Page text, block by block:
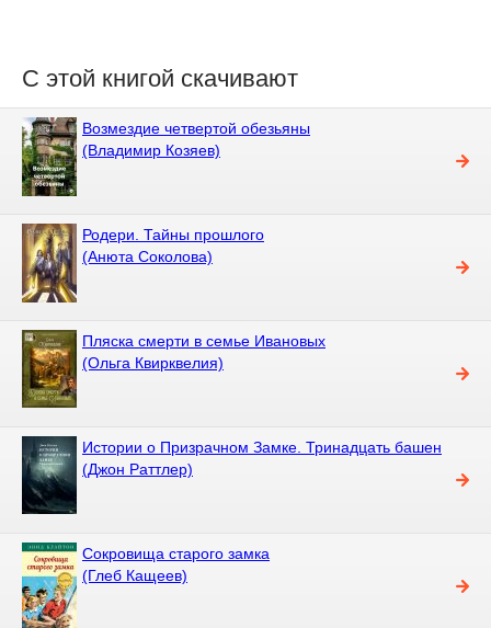
С этой книгой скачивают
Возмездие четвертой обезьяны
(Владимир Козяев)
Родери. Тайны прошлого
(Анюта Соколова)
Пляска смерти в семье Ивановых
(Ольга Квирквелия)
Истории о Призрачном Замке. Тринадцать башен
(Джон Раттлер)
Сокровища старого замка
(Глеб Кащеев)